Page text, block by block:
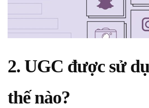
2. UGC được sử
thế nào?